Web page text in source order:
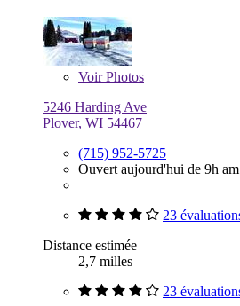
VoirPhotos
5246 Harding Ave
Plover, WI 54467
(715) 952-5725
Ouvert aujourd'hui de 9h
23
Distance estimée
2,7 milles
23